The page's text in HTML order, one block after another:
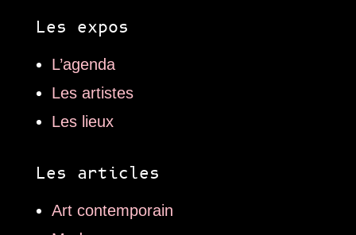
Les expos
L’agenda
Les artistes
Les lieux
Les articles
Art contemporain